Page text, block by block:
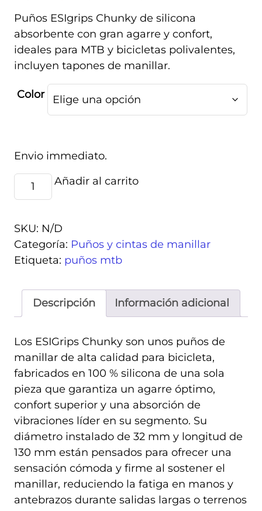
original
era:
24,19€.
actual
es:
21,60€.
Puños ESIgrips Chunky de silicona
absorbente con gran agarre y confort,
ideales para MTB y bicicletas polivalentes,
incluyen tapones de manillar.
Color
Envio immediato.
ESIGrips
Chunky
Añadir al carrito
SKU: N/D
Categoría: Puños y cintas de manillar
Etiqueta: puños mtb
Descripción Información adicional
Los ESIGrips Chunky son unos puños de
manillar de alta calidad para bicicleta,
fabricados en 100 % silicona de una sola
pieza que garantiza un agarre óptimo,
confort superior y una absorción de
vibraciones líder en su segmento. Su
diámetro instalado de 32 mm y longitud de
130 mm están pensados para ofrecer una
sensación cómoda y firme al sostener el
manillar, reduciendo la fatiga en manos y
antebrazos durante salidas largas o terrenos